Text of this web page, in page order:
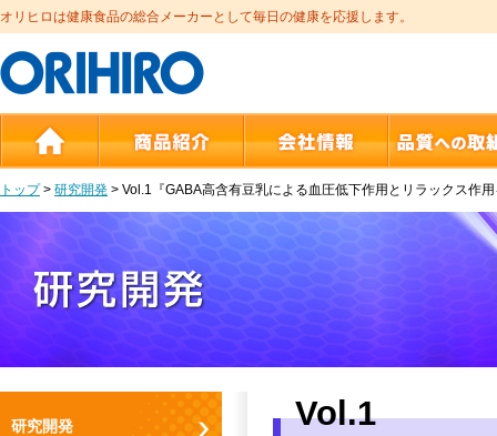
オリヒロは健康食品の総合メーカーとして毎日の健康を応援します。
トップ> 研究開発 > Vol.1『GABA高含有豆乳による血圧低下作用とリラックス作
研究開発
Vol.1